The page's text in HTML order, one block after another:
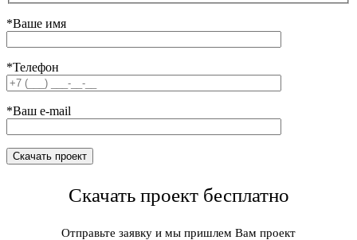
*Ваше имя
*Телефон
*Ваш e-mail
Скачать проект бесплатно
Отправьте заявку и мы пришлем Вам проект